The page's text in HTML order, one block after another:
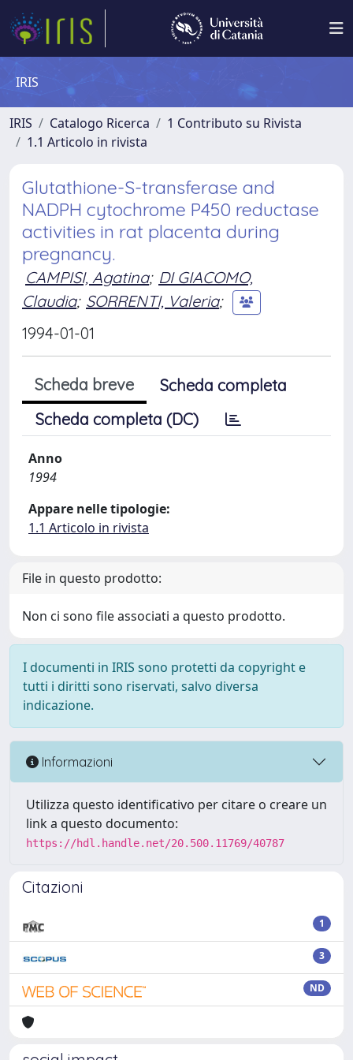
IRIS
IRIS Catalogo Ricerca
1 Contributo su Rivista
1.1 Articolo in rivista
Glutathione-S-transferase and
NADPH cytochrome P450 reductase
activities in rat placenta during
pregnancy.
CAMPISI, Agatina; DI GIACOMO,
Claudia; SORRENTI, Valeria;
1994-01-01
Scheda breve
Scheda completa
Scheda completa (DC)
Anno
1994
Appare nelle tipologie:
1.1 Articolo in rivista
File in questo prodotto:
Non ci sono file associati a questo prodotto.
I documenti in IRIS sono protetti da copyright e
tutti i diritti sono riservati, salvo diversa
indicazione.
Informazioni
Utilizza questo identificativo per citare o creare un
link a questo documento:
https://hdl.handle.net/20.500.11769/40787
Citazioni
1
3
ND